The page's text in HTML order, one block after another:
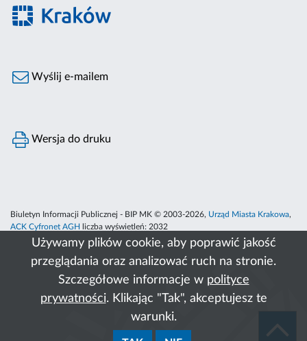
Używamy plików cookie, aby poprawić jakość
przeglądania oraz analizować ruch na stronie.
Szczegółowe informacje w polityce
prywatności. Klikając "Tak", akceptujesz te
warunki.
Wyślij e-mailem
Wersja do druku
Biuletyn Informacji Publicznej - BIP MK © 2003-2026, Urząd Miasta Krakowa,
ACK Cyfronet AGH
liczba wyświetleń: 2032